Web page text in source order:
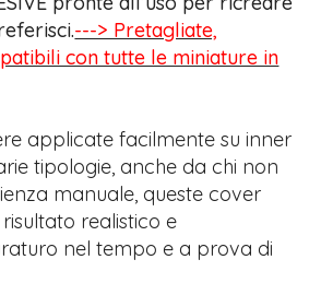
---> Pretagliate,
con tutte le miniature in
applicate facilmente su inner
tipologie, anche da chi non
manuale, queste cover
realistico e
nel tempo e a prova di